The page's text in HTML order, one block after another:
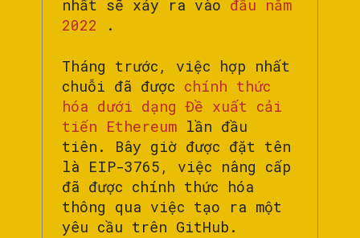
nhất sẽ xảy ra vào đầu năm
2022 .
Tháng trước, việc hợp nhất
chuỗi đã được chính thức
hóa dưới dạng Đề xuất cải
tiến Ethereum lần đầu
tiên. Bây giờ được đặt tên
là EIP-3765, việc nâng cấp
đã được chính thức hóa
thông qua việc tạo ra một
yêu cầu trên GitHub.